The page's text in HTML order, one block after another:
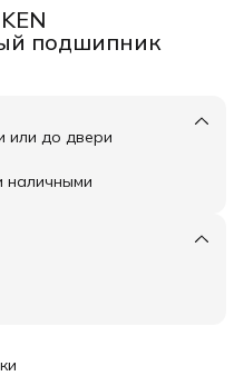
подшипник
или до двери
наличными